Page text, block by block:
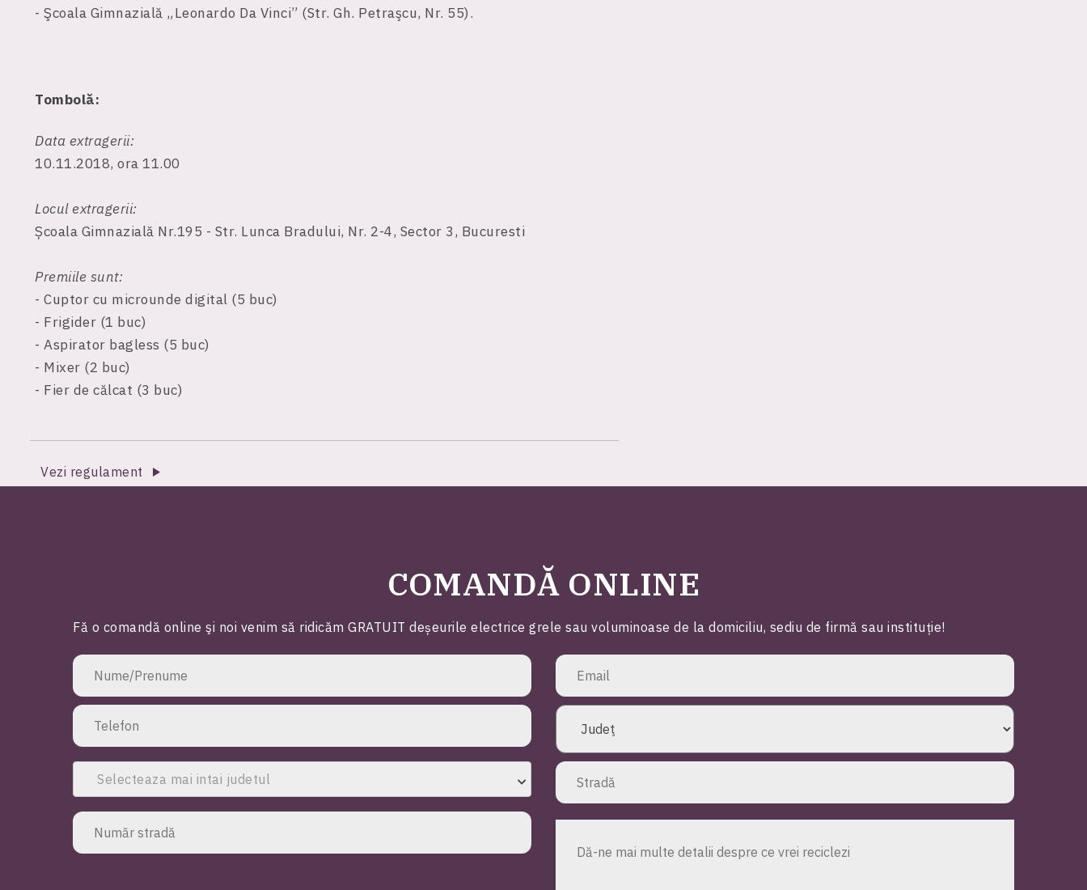
- Şcoala Gimnazială „Leonardo Da Vinci” (Str. Gh. Petraşcu, Nr. 55).
Tombolă:
Data extragerii:
10.11.2018, ora 11.00
Locul extragerii:
Școala Gimnazială Nr.195 - Str. Lunca Bradului, Nr. 2-4, Sector 3, Bucuresti
Premiile sunt:
- Cuptor cu microunde digital (5 buc)
- Frigider (1 buc)
- Aspirator bagless (5 buc)
- Mixer (2 buc)
- Fier de călcat (3 buc)
Vezi regulament
COMANDĂ ONLINE
Fă o comandă online şi noi venim să ridicăm GRATUIT deșeurile electrice grele sau voluminoase de la domiciliu, sediu de firmă sau instituție!
Selecteaza mai intai judetul